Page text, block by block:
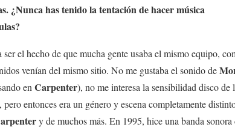
¿Nunca has tenido la tentación de hacer música
el hecho de que mucha gente usaba el mismo equipo,
venían del mismo sitio. No me gustaba el sonido de
en Carpenter), no me interesa la sensibilidad disco de
pero entonces era un género y escena completamente
y de muchos más. En 1995, hice una banda sonora